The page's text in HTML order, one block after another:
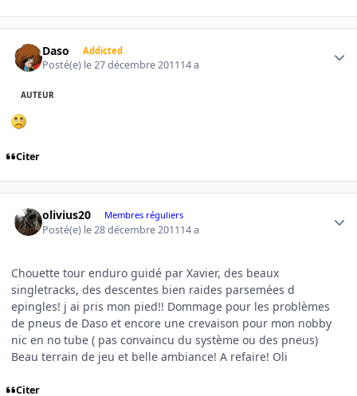
Daso Addicted
Posté(e) le 27 décembre 201114 a
AUTEUR
Citer
olivius20 Membres réguliers
Posté(e) le 28 décembre 201114 a
Chouette tour enduro guidé par Xavier, des beaux
singletracks, des descentes bien raides parsemées d
epingles! j ai pris mon pied!! Dommage pour les problèmes
de pneus de Daso et encore une crevaison pour mon nobby
nic en no tube ( pas convaincu du système ou des pneus)
Beau terrain de jeu et belle ambiance! A refaire! Oli
Citer